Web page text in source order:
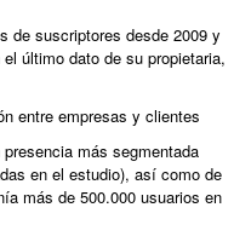
de suscriptores desde 2009 y
último dato de su propietaria,
entre empresas y clientes
presencia más segmentada
en el estudio), así como de
más de 500.000 usuarios en